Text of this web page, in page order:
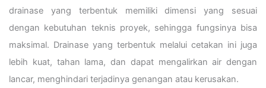
drainase yang terbentuk memiliki dimensi yang sesuai
dengan kebutuhan teknis proyek, sehingga fungsinya bisa
maksimal. Drainase yang terbentuk melalui cetakan ini juga
lebih kuat, tahan lama, dan dapat mengalirkan air dengan
lancar, menghindari terjadinya genangan atau kerusakan.